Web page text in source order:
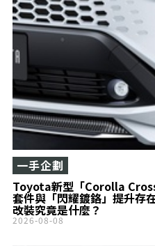
Toyota新型「Corolla
套件與「閃耀鍍鉻」提升存
改裝究竟是什麼？
一手企劃
2026-08-08